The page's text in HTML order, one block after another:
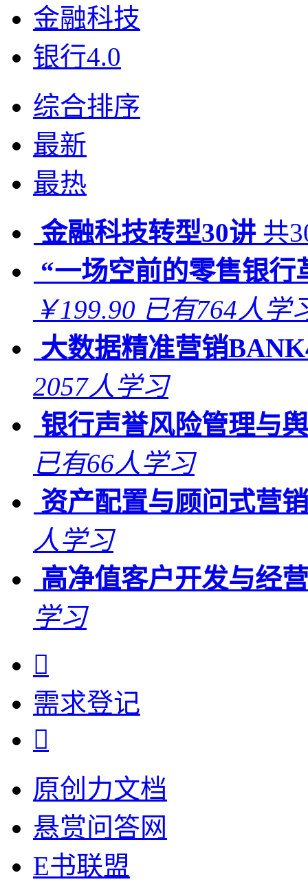
金融科技
银行4.0
综合排序
最新
最热
金融科技转型30讲 共
“一场空前的零售银行
￥199.90 已有764人学
大数据精准营销
2057人学习
银行声誉风险管理与
已有66人学习
资产配置与顾问式营
人学习
高净值客户开发与经营
学习

需求登记

原创力文档
悬赏问答网
E书联盟